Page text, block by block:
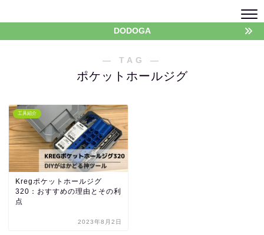
DODOGA
― TAG ―
ポケットホールジグ
工具紹介
Kregポケットホールジグ
320：おすすめの理由とその利
点
2023年8月2日